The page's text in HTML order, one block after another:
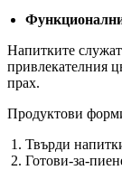
Напитките
привлекателния
прах.
Продуктови
Твърди
Готови-за-